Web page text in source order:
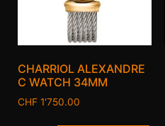
CHARRIOL ALEXANDRE
C WATCH 34MM
CHF 1'750.00